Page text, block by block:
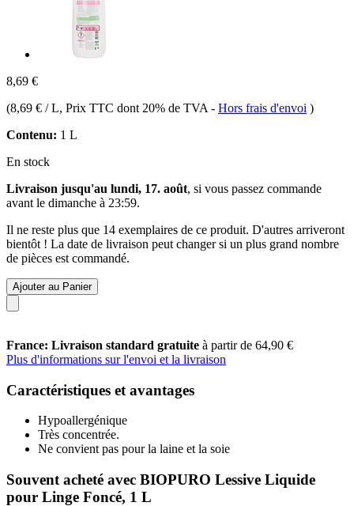
8,69 €
(8,69 € / L, Prix TTC dont 20% de TVA - Hors frais d'envoi )
Contenu: 1 L
En stock
Livraison jusqu'au lundi, 17. août, si vous passez commande
avant le dimanche à 23:59.
Il ne reste plus que 14 exemplaires de ce produit. D'autres arriveront
bientôt ! La date de livraison peut changer si un plus grand nombre
de pièces est commandé.
Ajouter au Panier
France: Livraison standard gratuite à partir de 64,90 €
Plus d'informations sur l'envoi et la livraison
Caractéristiques et avantages
Hypoallergénique
Très concentrée.
Ne convient pas pour la laine et la soie
Souvent acheté avec BIOPURO Lessive Liquide
pour Linge Foncé, 1 L